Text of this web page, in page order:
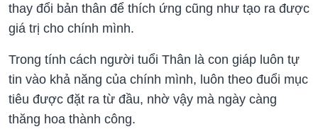
thay đổi bản thân để thích ứng cũng như tạo ra được
giá trị cho chính mình.
Trong tính cách người tuổi Thân là con giáp luôn tự
tin vào khả năng của chính mình, luôn theo đuổi mục
tiêu được đặt ra từ đầu, nhờ vậy mà ngày càng
thăng hoa thành công.